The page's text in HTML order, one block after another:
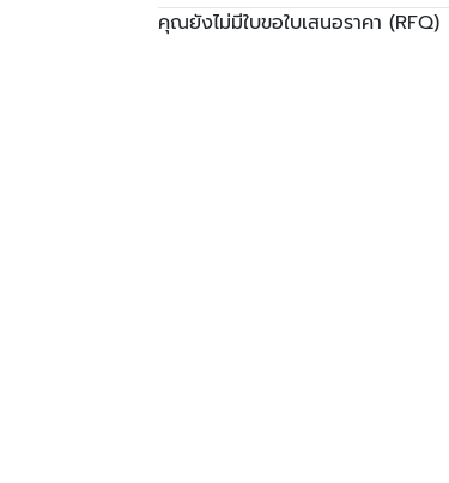
คุณยังไม่มีใบขอใบเสนอราคา (RFQ)